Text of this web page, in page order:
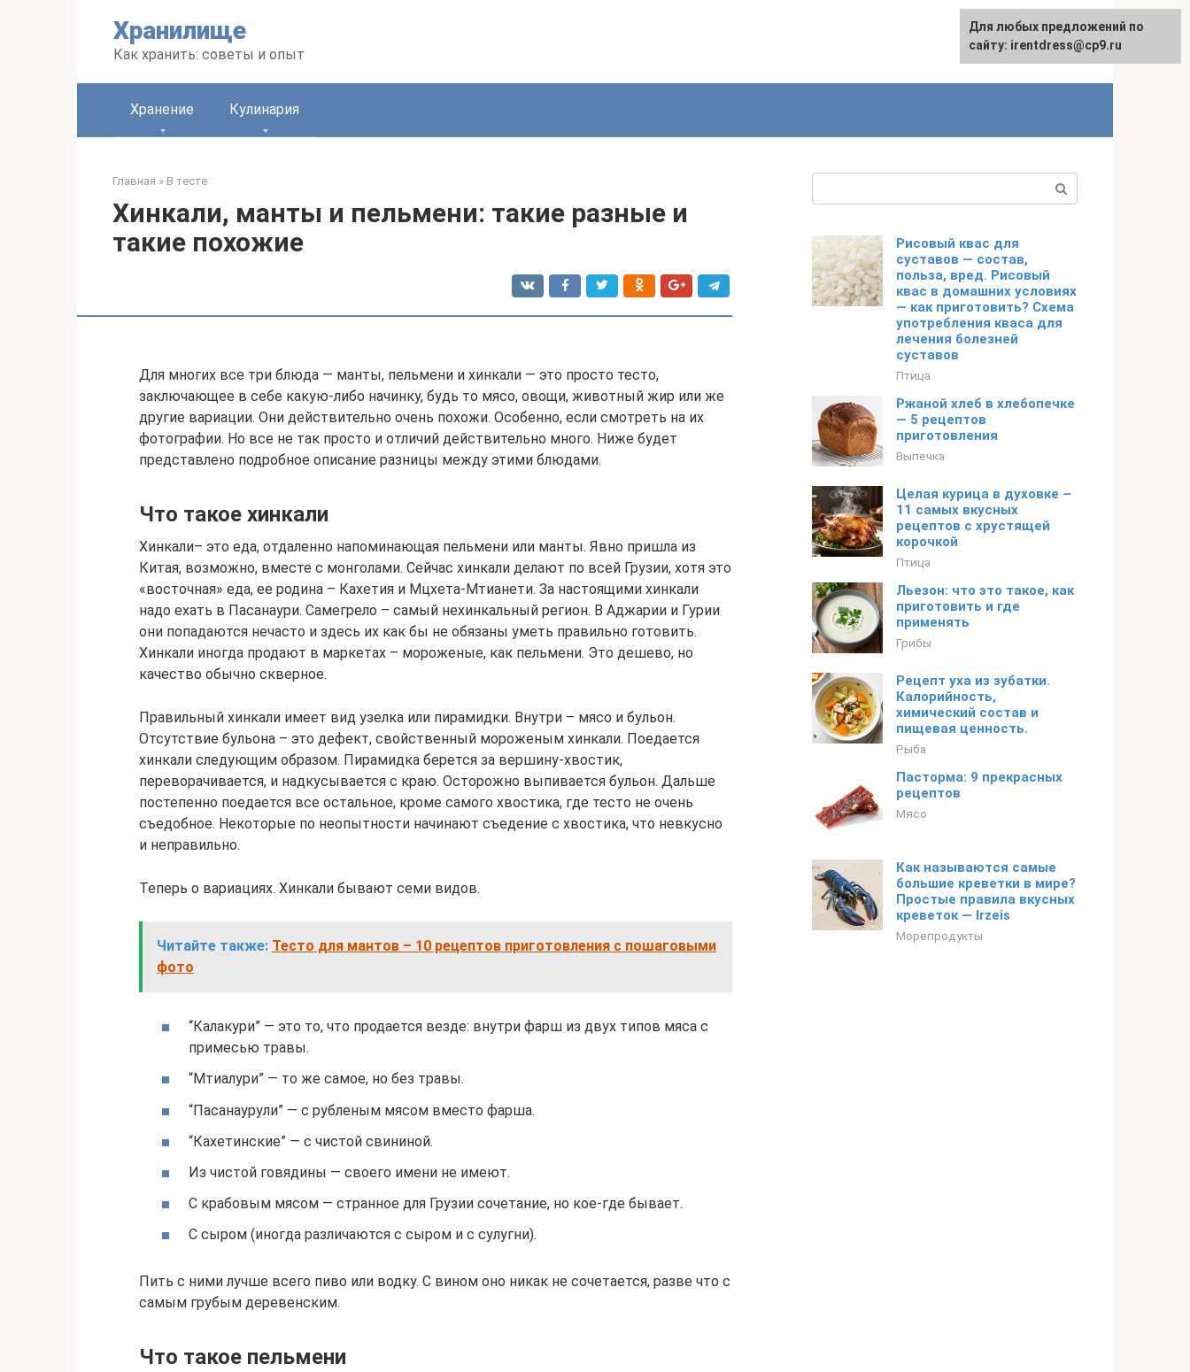
Хранилище
Как хранить: советы и опыт
Хранение Кулинария
Главная » В тесте
Хинкали, манты и пельмени: такие разные и
такие похожие
Для многих все три блюда — манты, пельмени и хинкали — это просто тесто,
заключающее в себе какую-либо начинку, будь то мясо, овощи, животный жир или же
другие вариации. Они действительно очень похожи. Особенно, если смотреть на их
фотографии. Но все не так просто и отличий действительно много. Ниже будет
представлено подробное описание разницы между этими блюдами.
Что такое хинкали
Хинкали– это еда, отдаленно напоминающая пельмени или манты. Явно пришла из
Китая, возможно, вместе с монголами. Сейчас хинкали делают по всей Грузии, хотя это
«восточная» еда, ее родина – Кахетия и Мцхета-Мтианети. За настоящими хинкали
надо ехать в Пасанаури. Самегрело – самый нехинкальный регион. В Аджарии и Гурии
они попадаются нечасто и здесь их как бы не обязаны уметь правильно готовить.
Хинкали иногда продают в маркетах – мороженые, как пельмени. Это дешево, но
качество обычно скверное.
Правильный хинкали имеет вид узелка или пирамидки. Внутри – мясо и бульон.
Отсутствие бульона – это дефект, свойственный мороженым хинкали. Поедается
хинкали следующим образом. Пирамидка берется за вершину-хвостик,
переворачивается, и надкусывается с краю. Осторожно выпивается бульон. Дальше
постепенно поедается все остальное, кроме самого хвостика, где тесто не очень
съедобное. Некоторые по неопытности начинают съедение с хвостика, что невкусно
и неправильно.
Теперь о вариациях. Хинкали бывают семи видов.
Читайте также: Тесто для мантов – 10 рецептов приготовления с пошаговыми
фото
“Калакури” — это то, что продается везде: внутри фарш из двух типов мяса с
примесью травы.
“Мтиалури” — то же самое, но без травы.
“Пасанаурули” — с рубленым мясом вместо фарша.
“Кахетинские” — с чистой свининой.
Из чистой говядины — своего имени не имеют.
С крабовым мясом — странное для Грузии сочетание, но кое-где бывает.
С сыром (иногда различаются с сыром и с сулугни).
Пить с ними лучше всего пиво или водку. С вином оно никак не сочетается, разве что с
самым грубым деревенским.
Что такое пельмени
Рисовый квас для
суставов — состав,
польза, вред. Рисовый
квас в домашних условиях
— как приготовить? Схема
употребления кваса для
лечения болезней
суставов
Птица
Ржаной хлеб в хлебопечке
— 5 рецептов
приготовления
Выпечка
Целая курица в духовке –
11 самых вкусных
рецептов с хрустящей
корочкой
Птица
Льезон: что это такое, как
приготовить и где
применять
Грибы
Рецепт уха из зубатки.
Калорийность,
химический состав и
пищевая ценность.
Рыба
Пасторма: 9 прекрасных
рецептов
Мясо
Как называются самые
большие креветки в мире?
Простые правила вкусных
креветок — Irzeis
Морепродукты
Для любых предложений по
сайту: irentdress@cp9.ru